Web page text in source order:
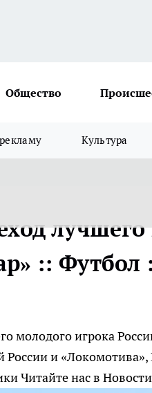
Общество
Культура
лучшего
::
игрока
и «Локомотива»,
Читайте нас в